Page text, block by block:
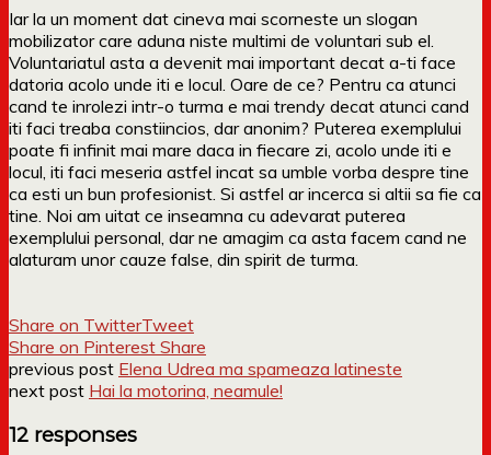
Iar la un moment dat cineva mai scorneste un slogan
mobilizator care aduna niste multimi de voluntari sub el.
Voluntariatul asta a devenit mai important decat a-ti face
datoria acolo unde iti e locul. Oare de ce? Pentru ca atunci
cand te inrolezi intr-o turma e mai trendy decat atunci cand
iti faci treaba constiincios, dar anonim? Puterea exemplului
poate fi infinit mai mare daca in fiecare zi, acolo unde iti e
locul, iti faci meseria astfel incat sa umble vorba despre tine
ca esti un bun profesionist. Si astfel ar incerca si altii sa fie ca
tine. Noi am uitat ce inseamna cu adevarat puterea
exemplului personal, dar ne amagim ca asta facem cand ne
alaturam unor cauze false, din spirit de turma.
Share on TwitterTweet
Share on Pinterest Share
previous post Elena Udrea ma spameaza latineste
next post Hai la motorina, neamule!
12 responses